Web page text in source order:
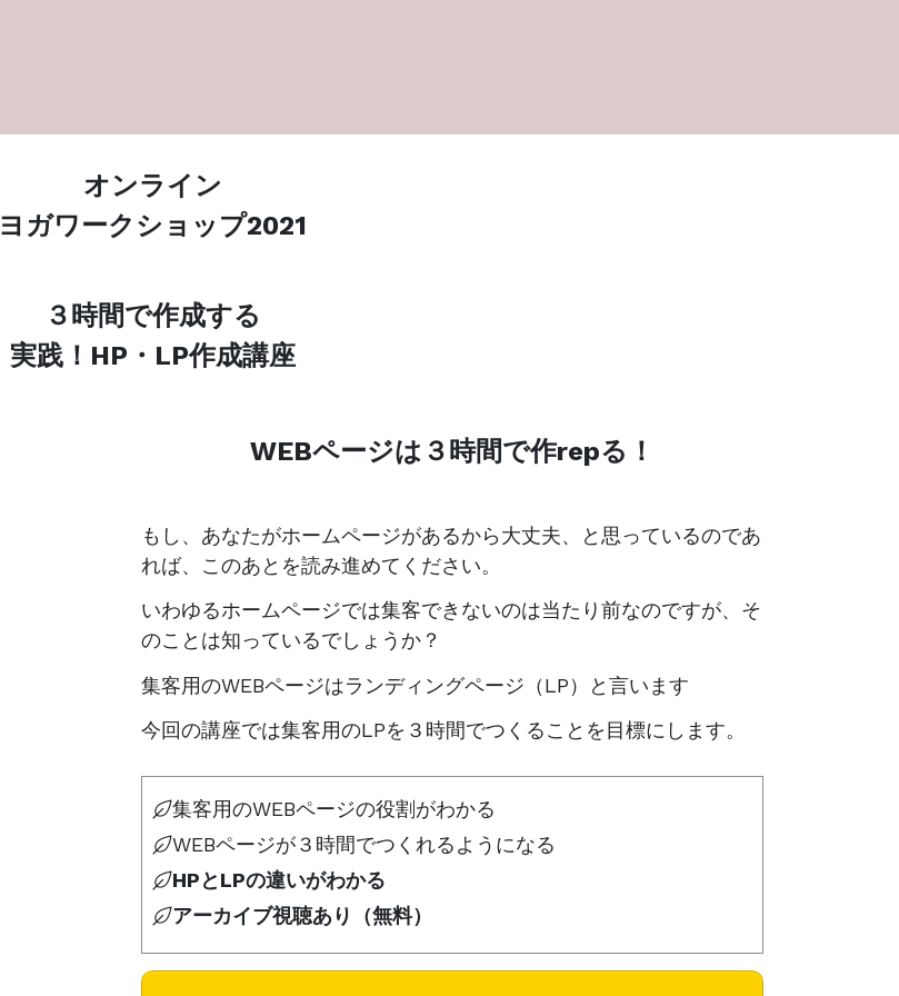
オンライン
ヨガワークショップ2021
３時間で作成する
実践！HP・LP作成講座
WEBページは３時間で作repる！
もし、あなたがホームページがあるから大丈夫、と思っているのであ
れば、このあとを読み進めてください。
いわゆるホームページでは集客できないのは当たり前なのですが、そ
のことは知っているでしょうか？
集客用のWEBページはランディングページ（LP）と言います
今回の講座では集客用のLPを３時間でつくることを目標にします。
集客用のWEBページの役割がわかる
WEBページが３時間でつくれるようになる
HPとLPの違いがわかる
アーカイブ視聴あり（無料）